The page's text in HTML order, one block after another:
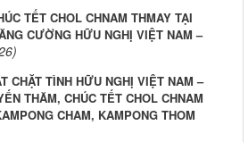
TẾT CHOL CHNAM THMAY TẠI
CƯỜNG HỮU NGHỊ VIỆT NAM –
CHẶT TÌNH HỮU NGHỊ VIỆT NAM –
THĂM, CHÚC TẾT CHOL CHNAM
CHAM, KAMPONG THOM